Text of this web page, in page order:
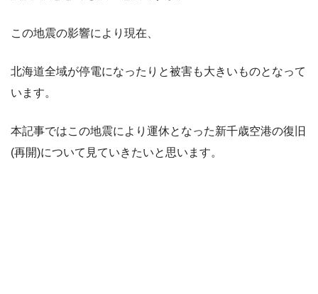
この地震の影響により現在、
北海道全域が停電になったりと被害も大きいものとなって
います。
本記事ではこの地震により運休となった新千歳空港の復旧
(再開)について見ていきたいと思います。